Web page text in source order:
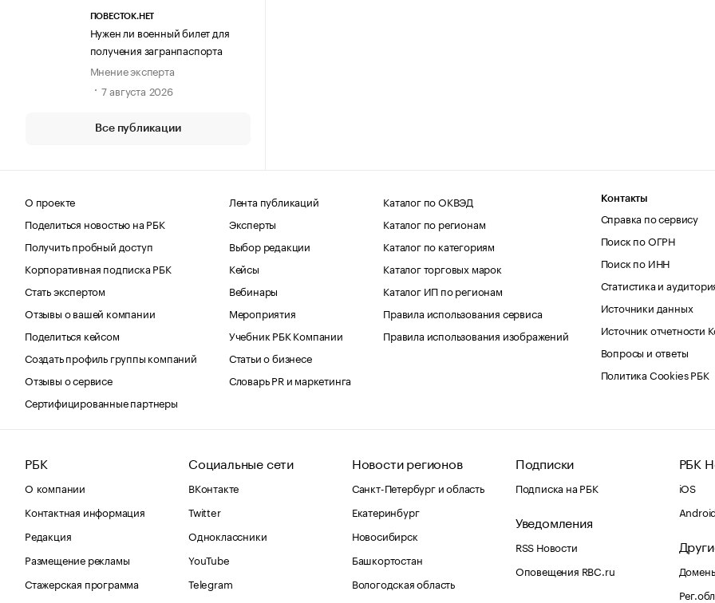
ПОВЕСТОК.НЕТ
Нужен ли военный билет для
получения загранпаспорта
Мнение эксперта
7 августа 2026
Все публикации
О проекте
Поделиться новостью на РБК
Получить пробный доступ
Корпоративная подписка РБК
Стать экспертом
Отзывы о вашей компании
Поделиться кейсом
Создать профиль группы компаний
Отзывы о сервисе
Сертифицированные партнеры
Лента публикаций
Эксперты
Выбор редакции
Кейсы
Вебинары
Мероприятия
Учебник РБК Компании
Статьи о бизнесе
Словарь PR и маркетинга
Каталог по ОКВЭД
Каталог по регионам
Каталог по категориям
Каталог торговых марок
Каталог ИП по регионам
Правила использования сервиса
Правила использования изображений
Контакты
Справка по сервису
Поиск по ОГРН
Поиск по ИНН
Статистика и
Источники данных
Источник отчетности
Вопросы и ответы
Политика Cookies РБК
РБК
О компании
Контактная информация
Редакция
Размещение рекламы
Стажерская программа
Социальные сети
ВКонтакте
Twitter
Одноклассники
YouTube
Telegram
Новости регионов
Санкт-Петербург и область
Екатеринбург
Новосибирск
Башкортостан
Вологодская область
Подписки
Подписка на РБК
Уведомления
RSS Новости
Оповещения RBC.ru
РБК
iOS